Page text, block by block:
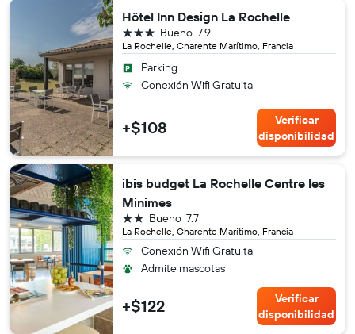
Hôtel Inn Design La Rochelle
La Rochelle, Charente Marítimo, Francia
7.9
Bueno
3 estrellas
Parking
Conexión Wifi Gratuita
+$108
Verificar
disponibilidad
ibis budget La Rochelle Centre les
Minimes
La Rochelle, Charente Marítimo, Francia
7.7
Bueno
2 estrellas
Conexión Wifi Gratuita
Admite mascotas
+$122
Verificar
disponibilidad